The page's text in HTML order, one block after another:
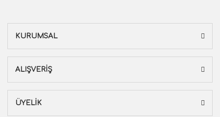
KURUMSAL
ALIŞVERİŞ
ÜYELİK